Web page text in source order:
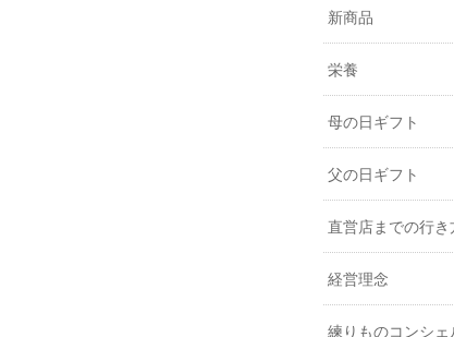
新商品
栄養
母の日ギフト
父の日ギフト
直営店までの行き
経営理念
練りものコンシ